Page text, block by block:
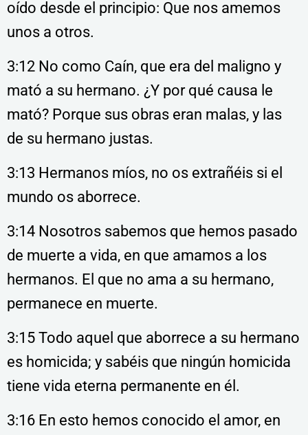
oído desde el principio: Que nos amemos
unos a otros.
3:12 No como Caín, que era del maligno y
mató a su hermano. ¿Y por qué causa le
mató? Porque sus obras eran malas, y las
de su hermano justas.
3:13 Hermanos míos, no os extrañéis si el
mundo os aborrece.
3:14 Nosotros sabemos que hemos pasado
de muerte a vida, en que amamos a los
hermanos. El que no ama a su hermano,
permanece en muerte.
3:15 Todo aquel que aborrece a su hermano
es homicida; y sabéis que ningún homicida
tiene vida eterna permanente en él.
3:16 En esto hemos conocido el amor, en